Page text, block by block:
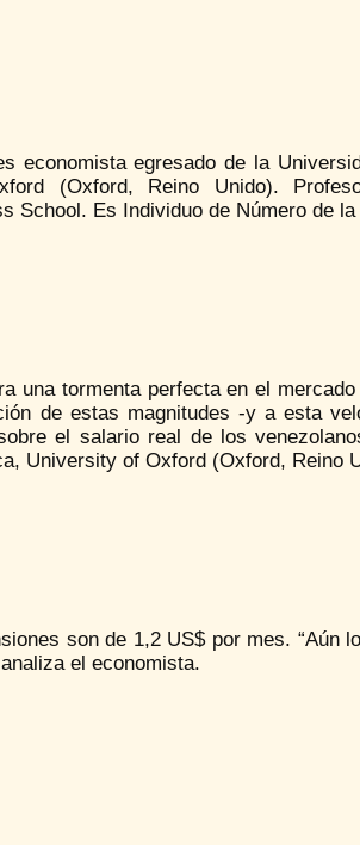
economista egresado de la
(Oxford, Reino Unido).
School. Es Individuo de Número de
una tormenta perfecta en el
de estas magnitudes -y a esta
el salario real de los
University of Oxford (Oxford, Reino
son de 1,2 US$ por mes. “Aún
el economista.